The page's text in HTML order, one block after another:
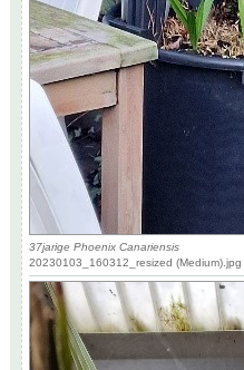
37jarige Phoenix Canariensis
20230103_160312_resized